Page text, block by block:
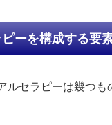
ーを構成する要
ルセラピーは幾つも